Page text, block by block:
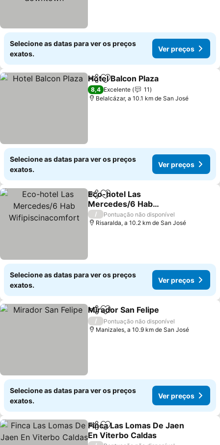
Selecione as datas para ver os preços
exatos.
Ver preços
PartilharAdicionar aos favoritos
Hotel Balcon Plaza
8,4 Excelente
11
Belalcázar, a 10.1 km de San José
Selecione as datas para ver os preços
exatos.
Ver preços
PartilharAdicionar aos favoritos
Eco-hotel Las
Mercedes/6 Hab
Wifipiscinacomfort
Ver preços
/
Pontuação não disponível
Risaralda, a 10.2 km de San José
Selecione as datas para ver os preços
exatos.
Ver preços
PartilharAdicionar aos favoritos
Mirador San Felipe
/
Pontuação não disponível
Manizales, a 10.9 km de San José
Selecione as datas para ver os preços
exatos.
Ver preços
PartilharAdicionar aos favoritos
Finca Las Lomas De Jaen
En Viterbo Caldas